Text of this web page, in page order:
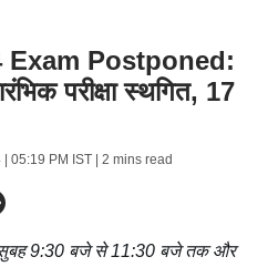
Exam Postponed:
परीक्षा स्थगित, 17
| 05:19 PM IST| 2 mins read
में सुबह 9:30 बजे से 11:30 बजे तक और